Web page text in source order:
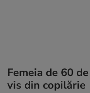
Femeia de 60
vis din copilărie